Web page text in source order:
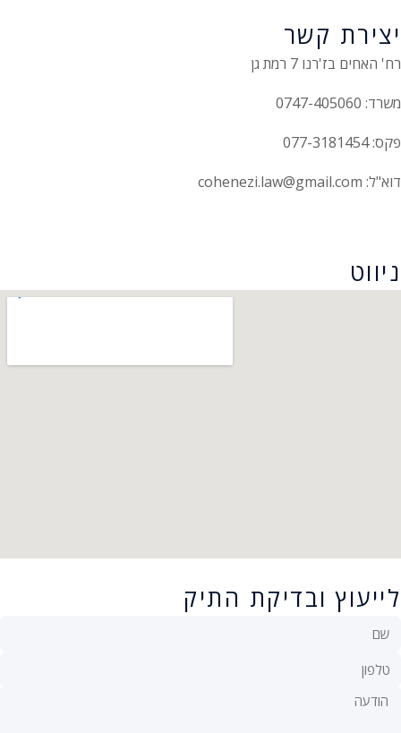
יצירת קשר
רח' האחים בז'רנו 7 רמת גן
משרד: 0747-405060
פקס: 077-3181454
דוא"ל: cohenezi.law@gmail.com
ניווט
לייעוץ ובדיקת התיק